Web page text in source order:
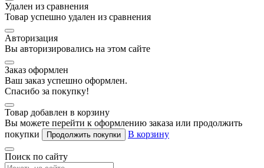
Удален из сравнения
Товар успешно удален из сравнения
Авторизация
Вы авторизировались на этом сайте
Заказ оформлен
Ваш заказ успешно оформлен.
Спасибо за покупку!
Товар добавлен в корзину
Вы можете перейти к оформлению заказа или продолжить
покупки
Продолжить покупки В корзину
Поиск по сайту